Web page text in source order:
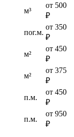
м³
от 500
₽
пог.м.
от 350
₽
м²
от 450
₽
м²
от 375
₽
п.м.
от 450
₽
п.м.
от 950
₽